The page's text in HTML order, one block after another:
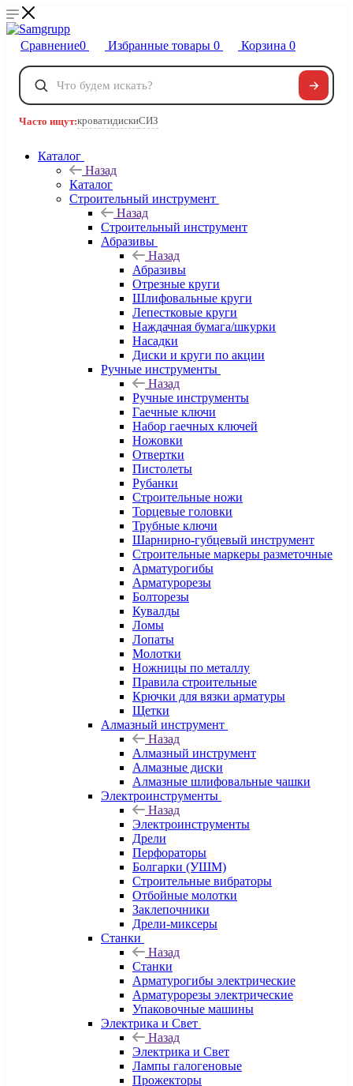
Сравнение0 Избранные товары 0 Корзина 0
Телефоны
8 800 222-40-09
Часто ищут:кроватидискиСИЗ
Каталог
Назад
Каталог
Строительный инструмент
Назад
Строительный инструмент
Абразивы
Назад
Абразивы
Отрезные круги
Шлифовальные круги
Лепестковые круги
Наждачная бумага/шкурки
Насадки
Диски и круги по акции
Ручные инструменты
Назад
Ручные инструменты
Гаечные ключи
Набор гаечных ключей
Ножовки
Отвертки
Пистолеты
Рубанки
Строительные ножи
Торцевые головки
Трубные ключи
Шарнирно-губцевый инструмент
Строительные маркеры разметочные
Арматурогибы
Арматурорезы
Болторезы
Кувалды
Ломы
Лопаты
Молотки
Ножницы по металлу
Правила строительные
Крючки для вязки арматуры
Щетки
Алмазный инструмент
Назад
Алмазный инструмент
Алмазные диски
Алмазные шлифовальные чашки
Электроинструменты
Назад
Электроинструменты
Дрели
Перфораторы
Болгарки (УШМ)
Строительные вибраторы
Отбойные молотки
Заклепочники
Дрели-миксеры
Станки
Назад
Станки
Арматурогибы электрические
Арматурорезы электрические
Упаковочные машины
Электрика и Свет
Назад
Электрика и Свет
Лампы галогеновые
Прожекторы